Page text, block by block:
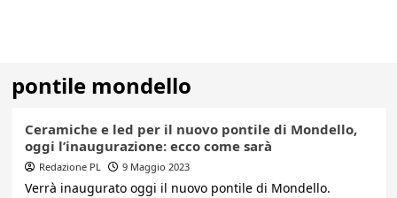
pontile mondello
Ceramiche e led per il nuovo pontile di Mondello,
oggi l’inaugurazione: ecco come sarà
Redazione PL 9 Maggio 2023
Verrà inaugurato oggi il nuovo pontile di Mondello.